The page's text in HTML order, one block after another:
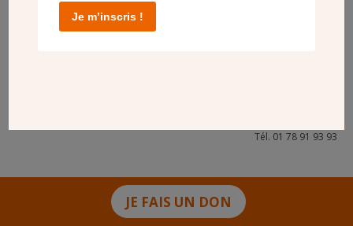
JE FAIS UN DON
Tél. 01 78 91 93 93
Je m’inscris !